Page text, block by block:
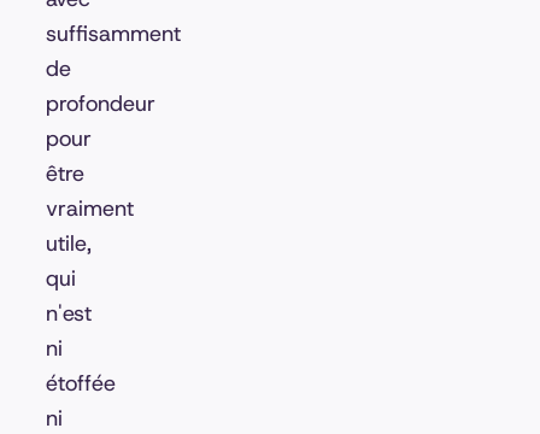
suffisamment
de
profondeur
pour
être
vraiment
utile,
qui
n'est
ni
étoffée
ni